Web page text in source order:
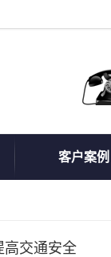
客户案例
高交通安全